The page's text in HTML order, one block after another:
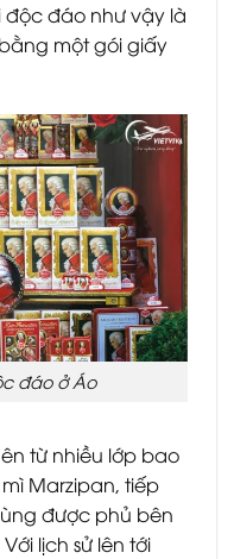
độc đáo như vậy là
một gói giấy
đáo ở Áo
từ nhiều lớp bao
Marzipan, tiếp
được phủ bên
lịch sử lên tới